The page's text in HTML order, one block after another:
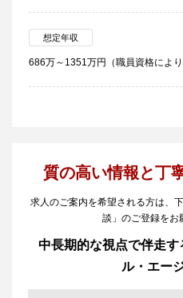
想定年収
686万～1351万円（職員資格により
質の高い情報と丁
求人のご案内を希望される方は、
談」のご登録をお
中長期的な視点で伴走
ル・エー